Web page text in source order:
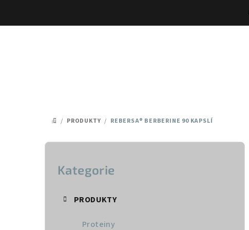
DOMŮ
/ PRODUKTY / REBERSA® BERBERINE 90 KAPSLÍ
P
Přeskočit
kategorie
Kategorie
PRODUKTY
Proteiny